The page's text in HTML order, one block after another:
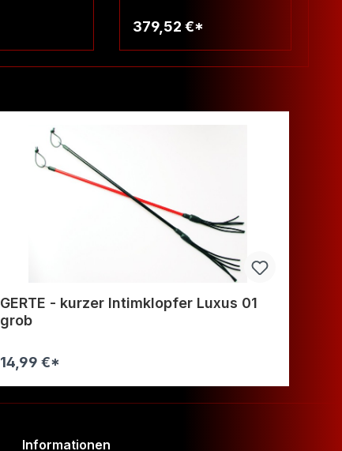
379,52 €*
GERTE - kurzer Intimklopfer Luxus 01
grob
14,99 €*
Informationen